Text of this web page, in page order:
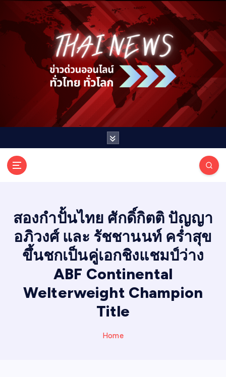
I
N
E
W
S
สองกำปั้นไทย ศักดิ์กิตติ ปัญญา
อภิวงศ์ และ รัชชานนท์ คร่ำสุข
ขึ้นชกเป็นคู่เอกชิงแชมป์ว่าง
ABF Continental
Welterweight Champion
Title
Home